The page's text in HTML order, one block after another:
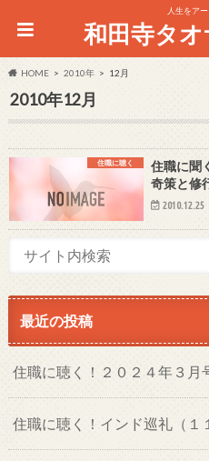
人生をアー
和田寺タ
HOME 2010年 12月
2010年12月
住職に聴く
住職に聞
奇策と修
2010.12.25
最近の投稿
住職に聴く！２０２４年３月
住職に聴く！インド巡礼（１